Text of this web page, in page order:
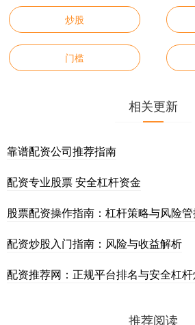
炒股
门槛
相关更新
靠谱配资公司推荐指南
配资专业股票 安全杠杆资金
股票配资操作指南：杠杆策略与风险
配资炒股入门指南：风险与收益解析
配资推荐网：正规平台排名与安全杠
推荐阅读